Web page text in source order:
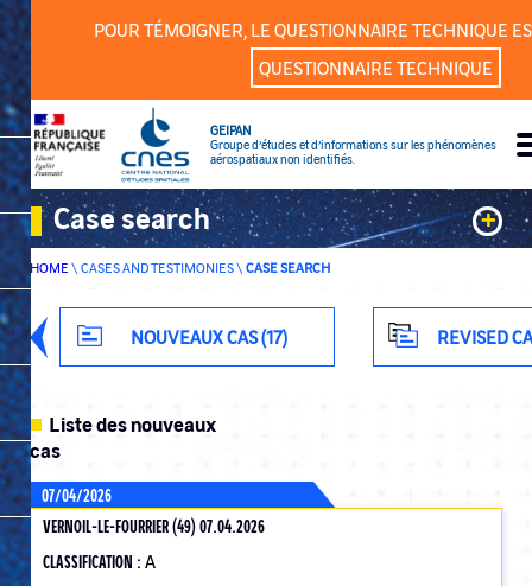
POUR TÉMOIGNER, LE QUESTIONNAIRE TECHNIQUE
QUESTIONNAIRE TECHNIQUE
GEIPAN
Groupe d’études et d’informations sur les phénomènes
aérospatiaux non identifiés.
Case search +
Keywords
Classification
ADVANCED SEARCH
NOUVEAUX CAS (17) REVISED
HOME \ CASES AND TESTIMONIES\ CASE SEARCH
Liste des nouveaux
cas
07/04/2026
VERNOIL-LE-FOURRIER (49) 07.04.2026
CLASSIFICATION : A